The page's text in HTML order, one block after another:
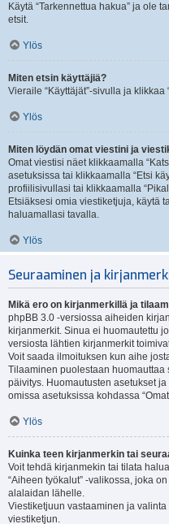
Käytä “Tarkennettua hakua” ja ole
etsit.
Ylös
Miten etsin käyttäjiä?
Vieraile “Käyttäjät”-sivulla ja klikkaa
Ylös
Miten löydän omat viestini ja
Omat viestisi näet klikkaamalla
asetuksissa tai klikkaamalla “Etsi
profiilisivullasi tai klikkaamalla
Etsiäksesi omia viestiketjuja, käytä
haluamallasi tavalla.
Ylös
Seuraaminen ja
Mikä ero on kirjanmerkillä ja
phpBB 3.0 -versiossa aiheiden
kirjanmerkit. Sinua ei huomautettu
versiosta lähtien kirjanmerkit
Voit saada ilmoituksen kun aihe
Tilaaminen puolestaan
päivitys. Huomautusten asetukset
omissa asetuksissa kohdassa
Ylös
Kuinka teen kirjanmerkin tai
Voit tehdä kirjanmekin tai tilata
“Aiheen työkalut” -valikossa, joka
alalaidan lähelle.
Viestiketjuun vastaaminen ja
viestiketjun.